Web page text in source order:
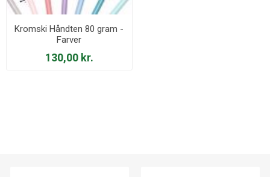
Kromski Håndten 80 gram -
Farver
130,00 kr.